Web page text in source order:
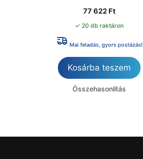
77 622 Ft
✓ 20 db raktáron
Mai feladás, gyors postázás!
Kosárba teszem
Összehasonlítás